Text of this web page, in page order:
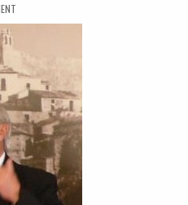
ON CLUB UNESCO IN MISSIONE ALLA